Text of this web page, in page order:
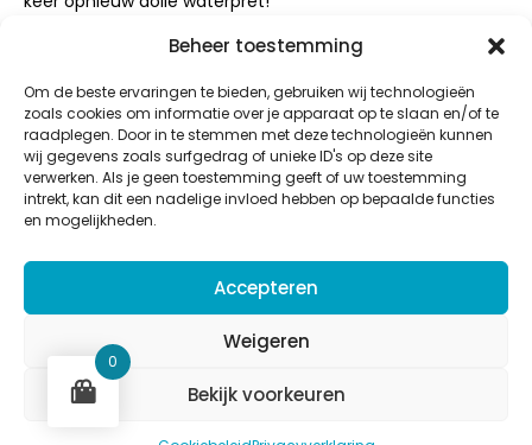
Beheer toestemming
Om de beste ervaringen te bieden, gebruiken wij technologieën
zoals cookies om informatie over je apparaat op te slaan en/of te
raadplegen. Door in te stemmen met deze technologieën kunnen
wij gegevens zoals surfgedrag of unieke ID's op deze site
verwerken. Als je geen toestemming geeft of uw toestemming
intrekt, kan dit een nadelige invloed hebben op bepaalde functies
en mogelijkheden.
Accepteren
Weigeren
Bekijk voorkeuren
82% recycled polyester 18% elastane (Creora
€28,00
Inloggen om te bestellen
Aquastar
Potaardestraat 58b,
9280 Lebbeke
BE 0832.616.920
0